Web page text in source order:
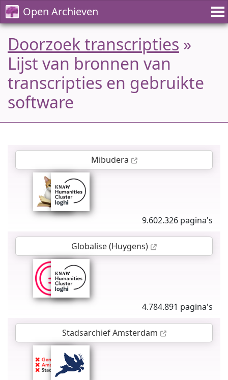
Open Archieven
Doorzoek transcripties »
Lijst van bronnen van
transcripties en gebruikte
software
Mibudera
9.602.326 pagina's
Globalise (Huygens)
4.784.891 pagina's
Stadsarchief Amsterdam